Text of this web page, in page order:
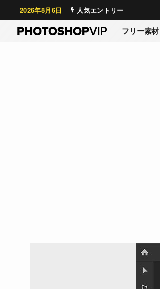
2026年8月6日 人気エントリー
フリー素材